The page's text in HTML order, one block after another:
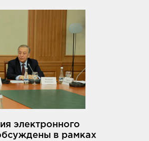
электронного
в рамках